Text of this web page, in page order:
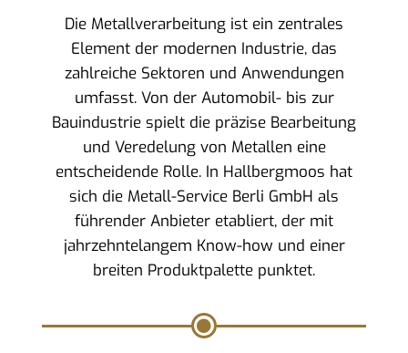
Die Metallverarbeitung ist ein zentrales
Element der modernen Industrie, das
zahlreiche Sektoren und Anwendungen
umfasst. Von der Automobil- bis zur
Bauindustrie spielt die präzise Bearbeitung
und Veredelung von Metallen eine
entscheidende Rolle. In Hallbergmoos hat
sich die Metall-Service Berli GmbH als
führender Anbieter etabliert, der mit
jahrzehntelangem Know-how und einer
breiten Produktpalette punktet.